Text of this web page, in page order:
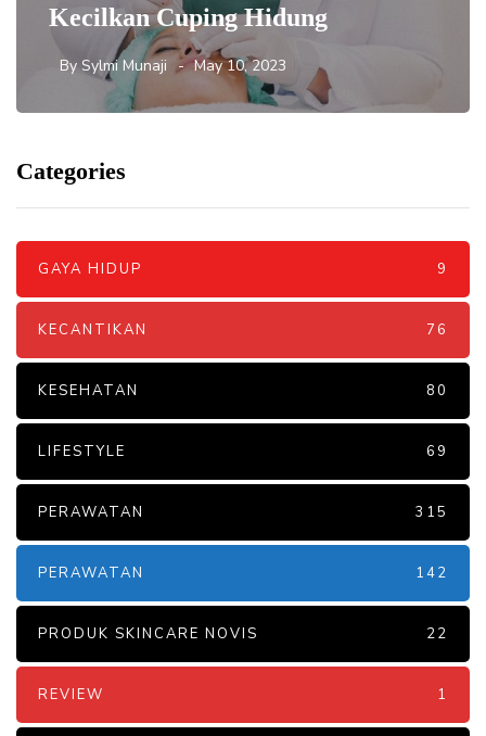
Kecilkan Cuping Hidung
By Sylmi Munaji May 10, 2023
Categories
GAYA HIDUP 9
KECANTIKAN 76
KESEHATAN 80
LIFESTYLE 69
PERAWATAN 315
PERAWATAN 142
PRODUK SKINCARE NOVIS 22
REVIEW 1